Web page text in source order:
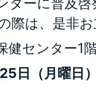
際は、是非
健センター1
日（月曜日